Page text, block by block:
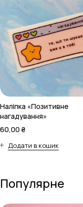
Наліпка «Позитивне
нагадування»
60,00 ₴
Додати в кошик
Популярне